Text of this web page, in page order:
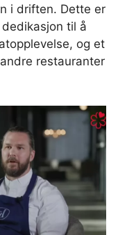
i driften. Dette er
til å
og et
restauranter